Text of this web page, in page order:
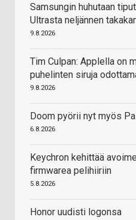
Samsungin huhutaan
Ultrasta neljännen
9.8.2026
Tim Culpan: Applella on
puhelinten siruja
9.8.2026
Doom pyörii nyt myös
6.8.2026
Keychron kehittää
firmwarea pelihiiriin
5.8.2026
Honor uudisti logonsa